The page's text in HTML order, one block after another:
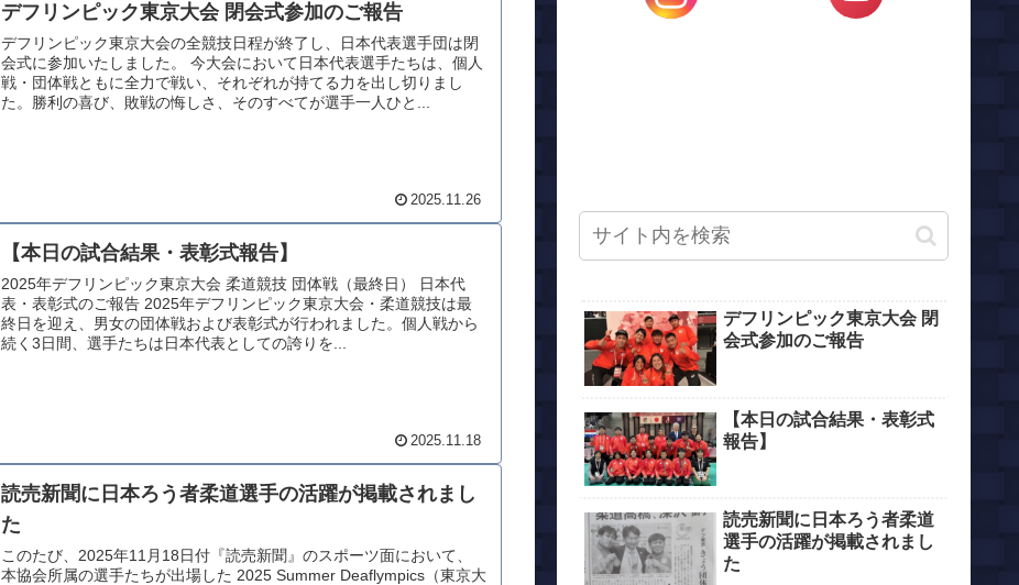
デフリンピック東京大会 閉会式参加のご報告
デフリンピック東京大会の全競技日程が終了し、日本代表選手団は閉
会式に参加いたしました。 今大会において日本代表選手たちは、個人
戦・団体戦ともに全力で戦い、それぞれが持てる力を出し切りまし
た。勝利の喜び、敗戦の悔しさ、そのすべてが選手一人ひと...
2025.11.26
【本日の試合結果・表彰式報告】
2025年デフリンピック東京大会 柔道競技 団体戦（最終日） 日本代
表・表彰式のご報告 2025年デフリンピック東京大会・柔道競技は最
終日を迎え、男女の団体戦および表彰式が行われました。個人戦から
続く3日間、選手たちは日本代表としての誇りを...
2025.11.18
読売新聞に日本ろう者柔道選手の活躍が掲載されまし
た
このたび、2025年11月18日付『読売新聞』のスポーツ面において、
本協会所属の選手たちが出場した 2025 Summer Deaflympics（東京大
デフリンピック東京大会 閉
会式参加のご報告
【本日の試合結果・表彰式
報告】
読売新聞に日本ろう者柔道
選手の活躍が掲載されまし
た